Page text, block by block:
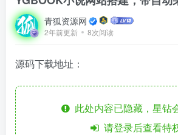
青狐资源网
2年前更新 8次阅读
源码下载地址：
此处内容已隐藏，星钻
请登录后查看特